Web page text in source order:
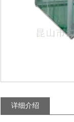
详细介绍